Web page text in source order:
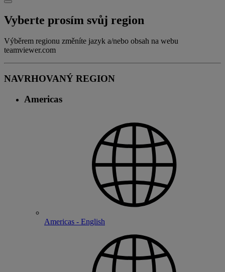
Vyberte prosím svůj region
Výběrem regionu změníte jazyk a/nebo obsah na webu
teamviewer.com
NAVRHOVANÝ REGION
Americas
Americas - English